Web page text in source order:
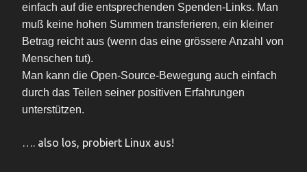
einfach auf die entsprechenden Spenden-Links. Man
muß keine hohen Summen transferieren, ein kleiner
Betrag reicht aus (wenn das eine grössere Anzahl von
Menschen tut).
Man kann die Open-Source-Bewegung auch einfach
durch das Teilen seiner positiven Erfahrungen
unterstützen.
…. also los, probiert Linux aus!